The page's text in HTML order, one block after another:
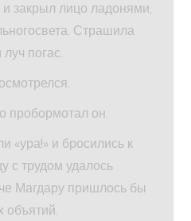
закрыл лицо ладонями,
Страшила
погас.
он.
«ура!» и бросились к
с трудом удалось
Магдару пришлось бы
объятий.